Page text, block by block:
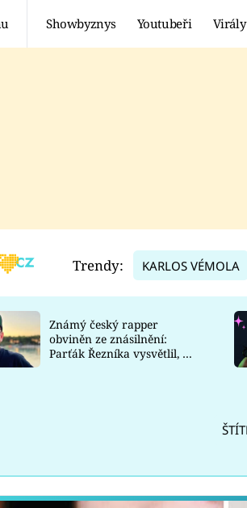
Showbyznys Youtubeři Virály
TADEÁŠ KUBĚNKA
DATEL
Trendy: KARLOS VÉMOLA
Známý český rapper
obviněn ze znásilnění:
Parťák Řezníka vysvětlil, co